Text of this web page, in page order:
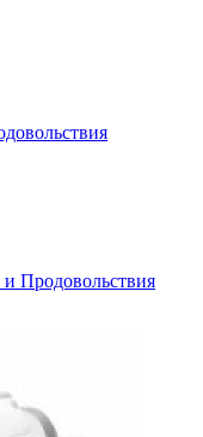
и Продовольствия